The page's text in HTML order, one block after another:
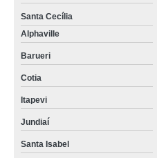
Santa Cecília
Alphaville
Barueri
Cotia
Itapevi
Jundiaí
Santa Isabel